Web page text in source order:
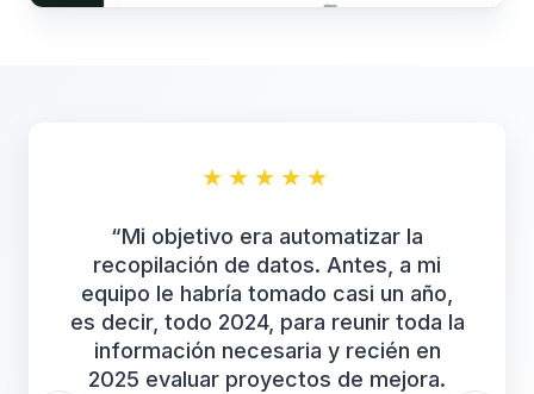
★ ★ ★ ★ ★
“Mi objetivo era automatizar la
recopilación de datos. Antes, a mi
equipo le habría tomado casi un año,
es decir, todo 2024, para reunir toda la
información necesaria y recién en
2025 evaluar proyectos de mejora.